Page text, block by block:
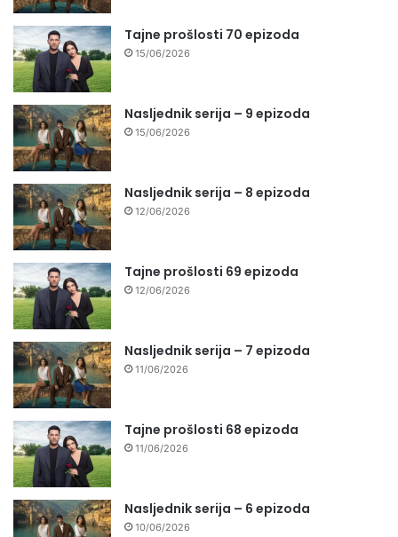
Tajne prošlosti 70 epizoda
15/06/2026
Nasljednik serija – 9 epizoda
15/06/2026
Nasljednik serija – 8 epizoda
12/06/2026
Tajne prošlosti 69 epizoda
12/06/2026
Nasljednik serija – 7 epizoda
11/06/2026
Tajne prošlosti 68 epizoda
11/06/2026
Nasljednik serija – 6 epizoda
10/06/2026